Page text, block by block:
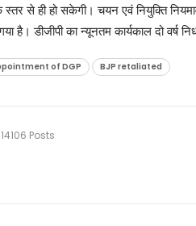
से ही हो सकेगी। चयन एवं नियुक्ति
डीजीपी का न्यूनतम कार्यकाल दो वर्ष
of DGP BJP retaliated
14106 Posts